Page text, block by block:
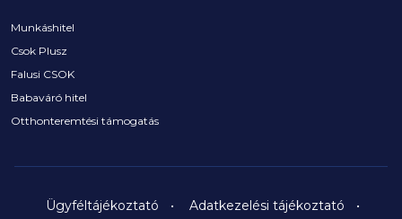
Munkáshitel
Csok Plusz
Falusi CSOK
Babaváró hitel
Otthonteremtési támogatás
Ügyféltájékoztató
Adatkezelési tájékoztató